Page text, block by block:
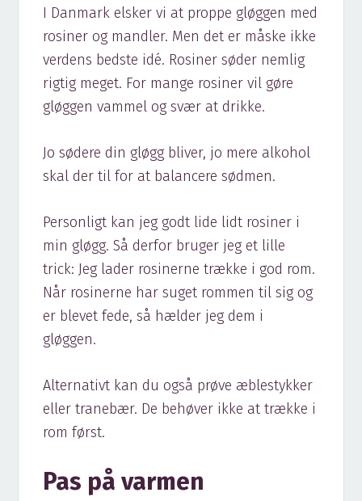
I Danmark elsker vi at proppe gløggen med
rosiner og mandler. Men det er måske ikke
verdens bedste idé. Rosiner søder nemlig
rigtig meget. For mange rosiner vil gøre
gløggen vammel og svær at drikke.
Jo sødere din gløgg bliver, jo mere alkohol
skal der til for at balancere sødmen.
Personligt kan jeg godt lide lidt rosiner i
min gløgg. Så derfor bruger jeg et lille
trick: Jeg lader rosinerne trække i god rom.
Når rosinerne har suget rommen til sig og
er blevet fede, så hælder jeg dem i
gløggen.
Alternativt kan du også prøve æblestykker
eller tranebær. De behøver ikke at trække i
rom først.
Pas på varmen